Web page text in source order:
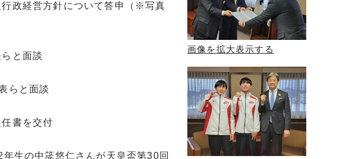
画像を拡大表示する
政経営方針について答申（※写真
と面談
らと面談
書を交付
生の中筬悠仁さんが天皇盃第30回